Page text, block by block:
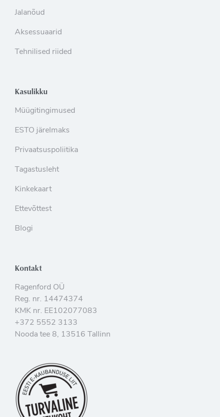
Jalanõud
Aksessuaarid
Tehnilised riided
Kasulikku
Müügitingimused
ESTO järelmaks
Privaatsuspoliitika
Tagastusleht
Kinkekaart
Ettevõttest
Blogi
Kontakt
Ragenford OÜ
Reg. nr. 14474374
KMK nr. EE102077083
+372 5552 3133
Nooda tee 8, 13516 Tallinn